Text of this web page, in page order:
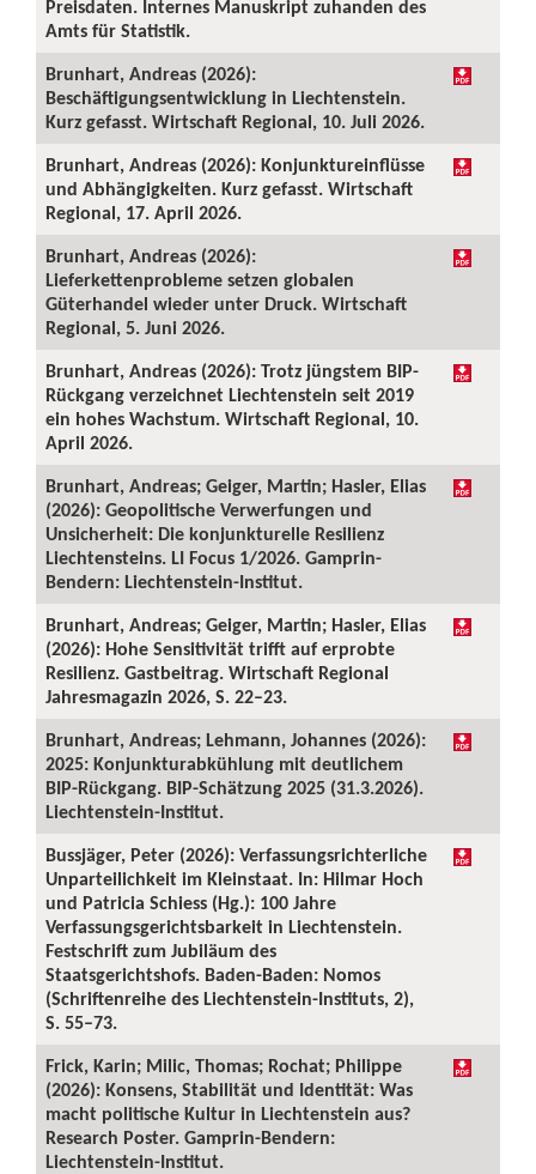
Preisdaten. Internes Manuskript zuhanden des
Amts für Statistik.
Brunhart, Andreas (2026):
Beschäftigungsentwicklung in Liechtenstein.
Kurz gefasst. Wirtschaft Regional, 10. Juli 2026.
Brunhart, Andreas (2026): Konjunktureinflüsse
und Abhängigkeiten. Kurz gefasst. Wirtschaft
Regional, 17. April 2026.
Brunhart, Andreas (2026):
Lieferkettenprobleme setzen globalen
Güterhandel wieder unter Druck. Wirtschaft
Regional, 5. Juni 2026.
Brunhart, Andreas (2026): Trotz jüngstem BIP-
Rückgang verzeichnet Liechtenstein seit 2019
ein hohes Wachstum. Wirtschaft Regional, 10.
April 2026.
Brunhart, Andreas; Geiger, Martin; Hasler, Elias
(2026): Geopolitische Verwerfungen und
Unsicherheit: Die konjunkturelle Resilienz
Liechtensteins. LI Focus 1/2026. Gamprin-
Bendern: Liechtenstein-Institut.
Brunhart, Andreas; Geiger, Martin; Hasler, Elias
(2026): Hohe Sensitivität trifft auf erprobte
Resilienz. Gastbeitrag. Wirtschaft Regional
Jahresmagazin 2026, S. 22–23.
Brunhart, Andreas; Lehmann, Johannes (2026):
2025: Konjunkturabkühlung mit deutlichem
BIP-Rückgang. BIP-Schätzung 2025 (31.3.2026).
Liechtenstein-Institut.
Bussjäger, Peter (2026): Verfassungsrichterliche
Unparteilichkeit im Kleinstaat. In: Hilmar Hoch
und Patricia Schiess (Hg.): 100 Jahre
Verfassungsgerichtsbarkeit in Liechtenstein.
Festschrift zum Jubiläum des
Staatsgerichtshofs. Baden-Baden: Nomos
(Schriftenreihe des Liechtenstein-Instituts, 2),
S. 55–73.
Frick, Karin; Milic, Thomas; Rochat; Philippe
(2026): Konsens, Stabilität und Identität: Was
macht politische Kultur in Liechtenstein aus?
Research Poster. Gamprin-Bendern:
Liechtenstein-Institut.